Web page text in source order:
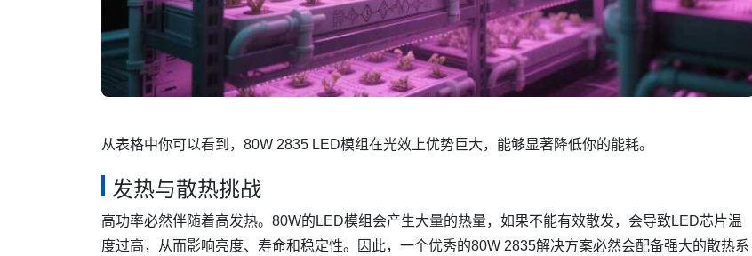
从表格中你可以看到，80W 2835 LED模组在光效上优势巨大，能够显著降低你的能耗。
发热与散热挑战
高功率必然伴随着高发热。80W的LED模组会产生大量的热量，如果不能有效散发，会导致LED芯片温
度过高，从而影响亮度、寿命和稳定性。因此，一个优秀的80W 2835解决方案必然会配备强大的散热系